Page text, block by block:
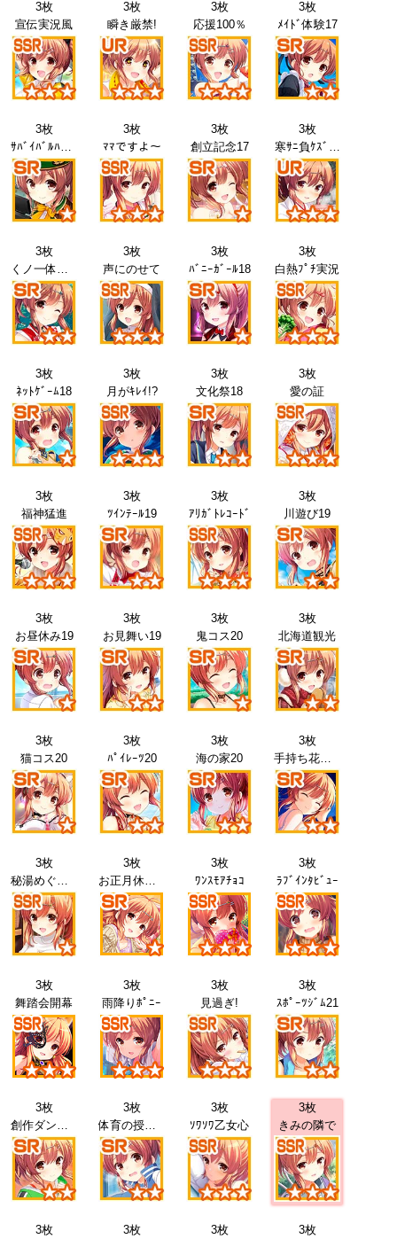
3枚
宣伝実況風
3枚
瞬き厳禁!
3枚
応援100％
3枚
ﾒｲﾄﾞ体験17
3枚
ｻﾊﾞｲﾊﾞﾙﾊﾞﾄﾙ17
3枚
ﾏﾏですよ～
3枚
創立記念17
3枚
寒ｻﾆ負ｹｽﾞ…
3枚
くノ一体験18
3枚
声にのせて
3枚
ﾊﾞﾆｰｶﾞｰﾙ18
3枚
白熱ﾌﾟﾁ実況
3枚
ﾈｯﾄｹﾞｰﾑ18
3枚
月がｷﾚｲ!?
3枚
文化祭18
3枚
愛の証
3枚
福神猛進
3枚
ﾂｲﾝﾃｰﾙ19
3枚
ｱﾘｶﾞﾄﾚｺｰﾄﾞ
3枚
川遊び19
3枚
お昼休み19
3枚
お見舞い19
3枚
鬼コス20
3枚
北海道観光
3枚
猫コス20
3枚
ﾊﾟｲﾚｰﾂ20
3枚
海の家20
3枚
手持ち花火20
3枚
秘湯めぐり20
3枚
お正月休み21
3枚
ﾜﾝｽﾓｱﾁｮｺ
3枚
ﾗﾌﾞｲﾝﾀﾋﾞｭｰ
3枚
舞踏会開幕
3枚
雨降りﾎﾟﾆｰ
3枚
見過ぎ!
3枚
ｽﾎﾟｰﾂｼﾞﾑ21
3枚
創作ダンス21
3枚
体育の授業22
3枚
ｿﾜｿﾜ乙女心
3枚
きみの隣で
3枚
3枚
3枚
3枚